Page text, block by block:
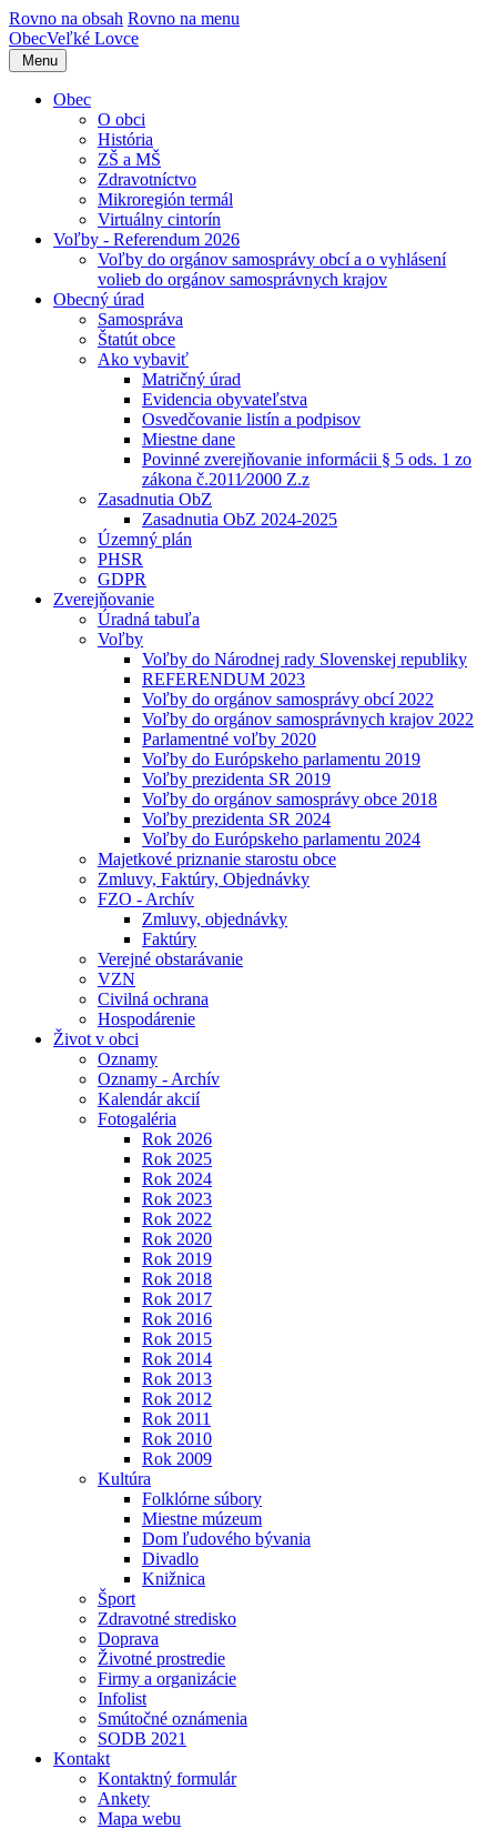
Rovno na obsah Rovno na menu
ObecVeľké Lovce
Menu
Obec
O obci
História
ZŠ a MŠ
Zdravotníctvo
Mikroregión termál
Virtuálny cintorín
Voľby - Referendum 2026
Voľby do orgánov samosprávy obcí a o vyhlásení
volieb do orgánov samosprávnych krajov
Obecný úrad
Samospráva
Štatút obce
Ako vybaviť
Matričný úrad
Evidencia obyvateľstva
Osvedčovanie listín a podpisov
Miestne dane
Povinné zverejňovanie informácii § 5 ods. 1 zo
zákona č.2011⁄2000 Z.z
Zasadnutia ObZ
Zasadnutia ObZ 2024-2025
Územný plán
PHSR
GDPR
Zverejňovanie
Úradná tabuľa
Voľby
Voľby do Národnej rady Slovenskej republiky
REFERENDUM 2023
Voľby do orgánov samosprávy obcí 2022
Voľby do orgánov samosprávnych krajov 2022
Parlamentné voľby 2020
Voľby do Európskeho parlamentu 2019
Voľby prezidenta SR 2019
Voľby do orgánov samosprávy obce 2018
Voľby prezidenta SR 2024
Voľby do Európskeho parlamentu 2024
Majetkové priznanie starostu obce
Zmluvy, Faktúry, Objednávky
FZO - Archív
Zmluvy, objednávky
Faktúry
Verejné obstarávanie
VZN
Civilná ochrana
Hospodárenie
Život v obci
Oznamy
Oznamy - Archív
Kalendár akcií
Fotogaléria
Rok 2026
Rok 2025
Rok 2024
Rok 2023
Rok 2022
Rok 2020
Rok 2019
Rok 2018
Rok 2017
Rok 2016
Rok 2015
Rok 2014
Rok 2013
Rok 2012
Rok 2011
Rok 2010
Rok 2009
Kultúra
Folklórne súbory
Miestne múzeum
Dom ľudového bývania
Divadlo
Knižnica
Šport
Zdravotné stredisko
Doprava
Životné prostredie
Firmy a organizácie
Infolist
Smútočné oznámenia
SODB 2021
Kontakt
Kontaktný formulár
Ankety
Mapa webu